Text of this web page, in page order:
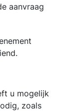
aanvraag
u mogelijk
zoals